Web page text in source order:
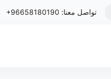
تواصل معنا: +96658180190